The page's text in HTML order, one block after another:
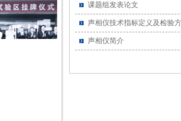
课题组发表论文
声相仪技术指标定义及检验
声相仪简介